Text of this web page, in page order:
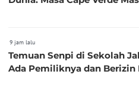
9 jam lalu
Temuan Senpi di Sekolah
Ada Pemiliknya dan Berizin